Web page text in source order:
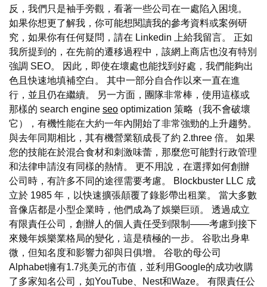
反，我們只是袖手旁觀，看著一些公司在一處陷入困境。
如果你想更了解我，你可能想閱讀我的參考資料或案例研
究，如果你有任何疑問，請在 Linkedin 上給我留言。 正如
我所提到的，在先前的遷移過程中，該網上商店也沒有特別
強調 SEO。 因此，即使在壞處也能找到好處，我們能夠出
色且快速地填補空白。 其中一部分自合作以來一直在進
行，並且仍在繼續。 另一方面，團隊非常棒，使用這樣或
那樣的 search engine seo optimization 策略（我不會破壞
它），有機性能在大約一年內開始了非常強勁的上升趨勢。
與去年同期相比，其有機營業額成長了約 2.three 倍。 如果
您的技能在於混合食材和刺激味蕾，那麼您可能對行政管理
和法律申請沒有同樣的熱情。 更不用說，在選擇如何創辦
公司時，有許多不同的途徑需要考慮。 Blockbuster LLC 成
立於 1985 年，以快速擴張顛覆了錄影帶出租業。 當大多數
音像店都是小型企業時，他們成為了娛樂巨頭。 透過成立
有限責任公司，創辦人的個人責任受到限制——考慮到接下
來幾年娛樂業格局的變化，這是積極的一步。 谷歌出身卑
微，但知名度和影響力卻與日俱增。 谷歌的母公司
Alphabet擁有1.7兆美元的市值，並利用Google的成功收購
了多家知名公司，如YouTube、Nest和Waze。 有限責任公